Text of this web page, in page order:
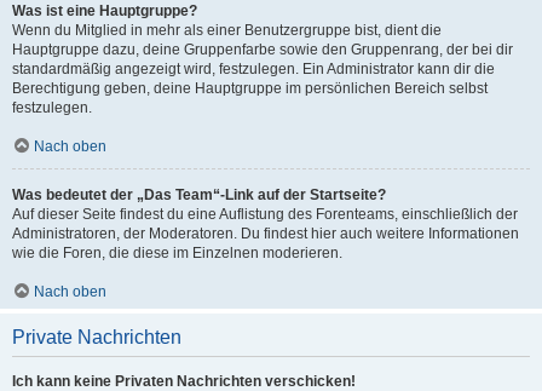
Was ist eine Hauptgruppe?
Wenn du Mitglied in mehr als einer Benutzergruppe bist, dient die
Hauptgruppe dazu, deine Gruppenfarbe sowie den Gruppenrang, der bei dir
standardmäßig angezeigt wird, festzulegen. Ein Administrator kann dir die
Berechtigung geben, deine Hauptgruppe im persönlichen Bereich selbst
festzulegen.
Nach oben
Was bedeutet der „Das Team“-Link auf der Startseite?
Auf dieser Seite findest du eine Auflistung des Forenteams, einschließlich der
Administratoren, der Moderatoren. Du findest hier auch weitere Informationen
wie die Foren, die diese im Einzelnen moderieren.
Nach oben
Private Nachrichten
Ich kann keine Privaten Nachrichten verschicken!